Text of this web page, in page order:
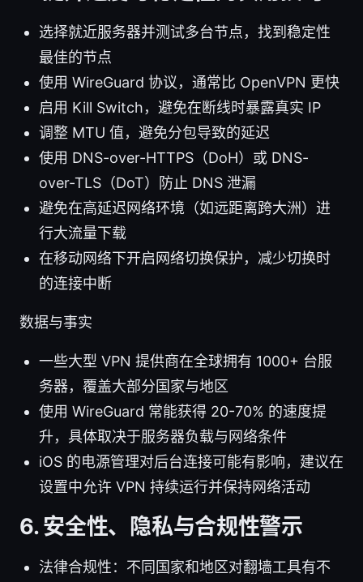
选择就近服务器并测试多台节点，找到稳定性
最佳的节点
使用 WireGuard 协议，通常比 OpenVPN 更快
启用 Kill Switch，避免在断线时暴露真实 IP
调整 MTU 值，避免分包导致的延迟
使用 DNS-over-HTTPS（DoH）或 DNS-
over-TLS（DoT）防止 DNS 泄漏
避免在高延迟网络环境（如远距离跨大洲）进
行大流量下载
在移动网络下开启网络切换保护，减少切换时
的连接中断
数据与事实
一些大型 VPN 提供商在全球拥有 1000+ 台服
务器，覆盖大部分国家与地区
使用 WireGuard 常能获得 20-70% 的速度提
升，具体取决于服务器负载与网络条件
iOS 的电源管理对后台连接可能有影响，建议在
设置中允许 VPN 持续运行并保持网络活动
6. 安全性、隐私与合规性警示
法律合规性：不同国家和地区对翻墙工具有不